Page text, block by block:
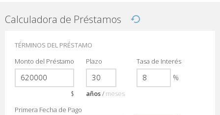
Calculadora de Préstamos
TÉRMINOS DEL PRÉSTAMO
Monto del Préstamo
$
Plazo
años/ meses
Tasa de Interés
%
Primera Fecha de Pago